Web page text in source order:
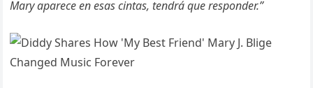
Mary aparece en esas cintas, tendrá que responder.”